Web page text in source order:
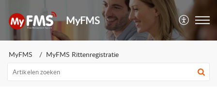
MyFMS
MyFMS MyFMS Rittenregistratie